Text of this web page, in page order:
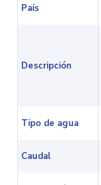
País
Descripción
Tipo de agua
Caudal